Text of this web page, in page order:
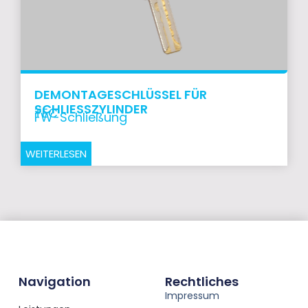
DEMONTAGESCHLÜSSEL FÜR
SCHLIESSZYLINDER
TEC
FW-Schließung
WEITERLESEN
Navigation Rechtliches
Impressum